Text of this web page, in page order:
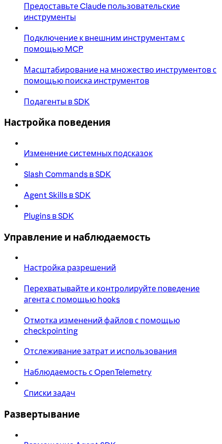
Предоставьте Claude пользовательские
инструменты
Подключение к внешним инструментам с
помощью MCP
Масштабирование на множество инструментов с
помощью поиска инструментов
Подагенты в SDK
Настройка поведения
Изменение системных подсказок
Slash Commands в SDK
Agent Skills в SDK
Plugins в SDK
Управление и наблюдаемость
Настройка разрешений
Перехватывайте и контролируйте поведение
агента с помощью hooks
Отмотка изменений файлов с помощью
checkpointing
Отслеживание затрат и использования
Наблюдаемость с OpenTelemetry
Списки задач
Развертывание